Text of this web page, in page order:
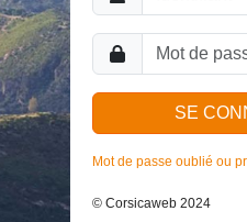
Mot de passe oublié ou
© Corsicaweb 2024